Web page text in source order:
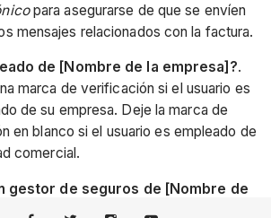
para asegurarse de que se envíen
mensajes relacionados con la factura.
de [Nombre de la empresa]?.
marca de verificación si el usuario es
de su empresa. Deje la marca de
en blanco si el usuario es empleado de
comercial.
gestor de seguros de [Nombre de
. Si este usuario también es gestor